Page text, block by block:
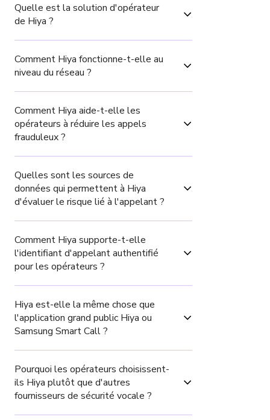
Quelle est la solution d'opérateur
de Hiya ?
Comment Hiya fonctionne-t-elle au
niveau du réseau ?
Comment Hiya aide-t-elle les
opérateurs à réduire les appels
frauduleux ?
Quelles sont les sources de
données qui permettent à Hiya
d'évaluer le risque lié à l'appelant ?
Comment Hiya supporte-t-elle
l'identifiant d'appelant authentifié
pour les opérateurs ?
Hiya est-elle la même chose que
l'application grand public Hiya ou
Samsung Smart Call ?
Pourquoi les opérateurs choisissent-
ils Hiya plutôt que d'autres
fournisseurs de sécurité vocale ?